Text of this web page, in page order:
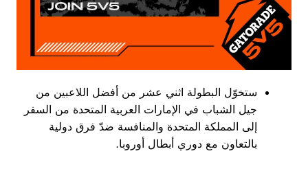
ستخوّل البطولة اثني عشر من أفضل اللاعبين من
جيل الشباب في الإمارات العربية المتحدة من السفر
إلى المملكة المتحدة والمنافسة ضدّ فرق دولية
بالتعاون مع دوري أبطال أوروبا.